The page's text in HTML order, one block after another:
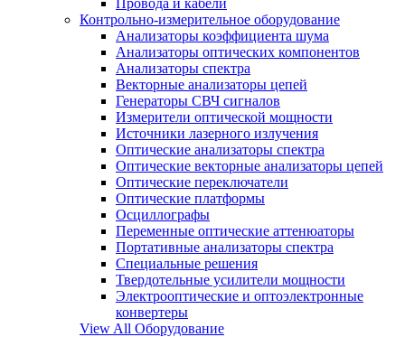
Провода и кабели
Контрольно-измерительное оборудование
Анализаторы коэффициента шума
Анализаторы оптических компонентов
Анализаторы спектра
Векторные анализаторы цепей
Генераторы СВЧ сигналов
Измерители оптической мощности
Источники лазерного излучения
Оптические анализаторы спектра
Оптические векторные анализаторы цепей
Оптические переключатели
Оптические платформы
Осциллографы
Переменные оптические аттенюаторы
Портативные анализаторы спектра
Специальные решения
Твердотельные усилители мощности
Электрооптические и оптоэлектронные
конвертеры
View All Оборудование